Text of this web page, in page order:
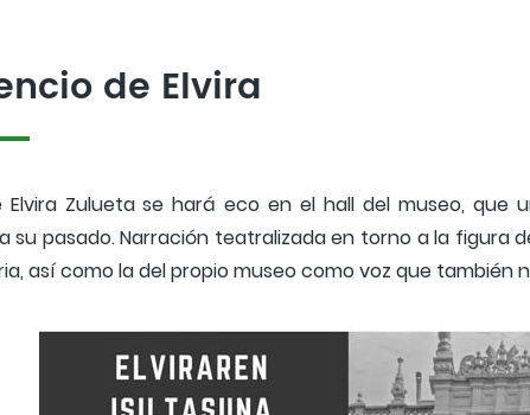
de Elvira
Elvira Zulueta se hará eco en el hall del museo, que
su pasado. Narración teatralizada en torno a la figura
así como la del propio museo como voz que también